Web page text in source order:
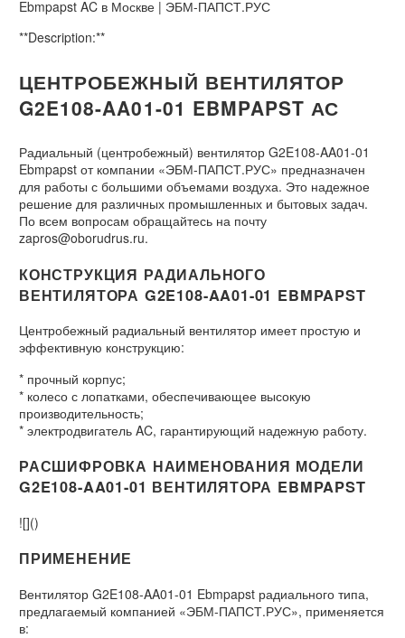
Ebmpapst AC в Москве | ЭБМ-ПАПСТ.РУС
**Description:**
ЦЕНТРОБЕЖНЫЙ ВЕНТИЛЯТОР
G2E108-AA01-01 EBMPAPST АС
Радиальный (центробежный) вентилятор G2E108-AA01-01
Ebmpapst от компании «ЭБМ-ПАПСТ.РУС» предназначен
для работы с большими объемами воздуха. Это надежное
решение для различных промышленных и бытовых задач.
По всем вопросам обращайтесь на почту
zapros@oborudrus.ru.
КОНСТРУКЦИЯ РАДИАЛЬНОГО
ВЕНТИЛЯТОРА G2E108-AA01-01 EBMPAPST
Центробежный радиальный вентилятор имеет простую и
эффективную конструкцию:
* прочный корпус;
* колесо с лопатками, обеспечивающее высокую
производительность;
* электродвигатель AC, гарантирующий надежную работу.
РАСШИФРОВКА НАИМЕНОВАНИЯ МОДЕЛИ
G2E108-AA01-01 ВЕНТИЛЯТОРА EBMPAPST
![]()
ПРИМЕНЕНИЕ
Вентилятор G2E108-AA01-01 Ebmpapst радиального типа,
предлагаемый компанией «ЭБМ-ПАПСТ.РУС», применяется
в: